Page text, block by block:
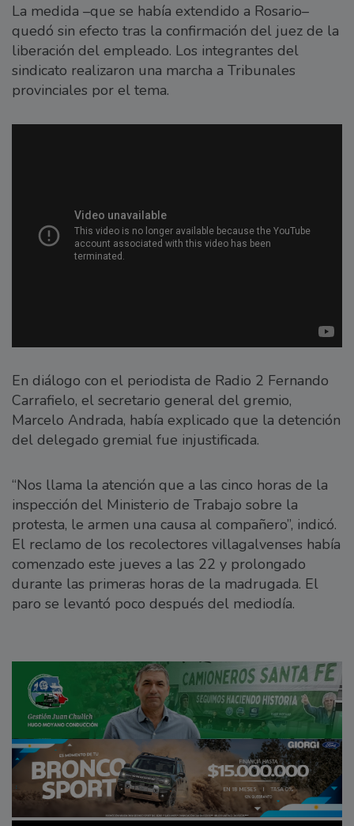
La medida –que se había extendido a Rosario–
quedó sin efecto tras la confirmación del juez de la
liberación del empleado. Los integrantes del
sindicato realizaron una marcha a Tribunales
provinciales por el tema.
En diálogo con el periodista de Radio 2 Fernando
Carrafielo, el secretario general del gremio,
Marcelo Andrada, había explicado que la detención
del delegado gremial fue injustificada.
“Nos llama la atención que a las cinco horas de la
inspección del Ministerio de Trabajo sobre la
protesta, le armen una causa al compañero”, indicó.
El reclamo de los recolectores villagalvenses había
comenzado este jueves a las 22 y prolongado
durante las primeras horas de la madrugada. El
paro se levantó poco después del mediodía.